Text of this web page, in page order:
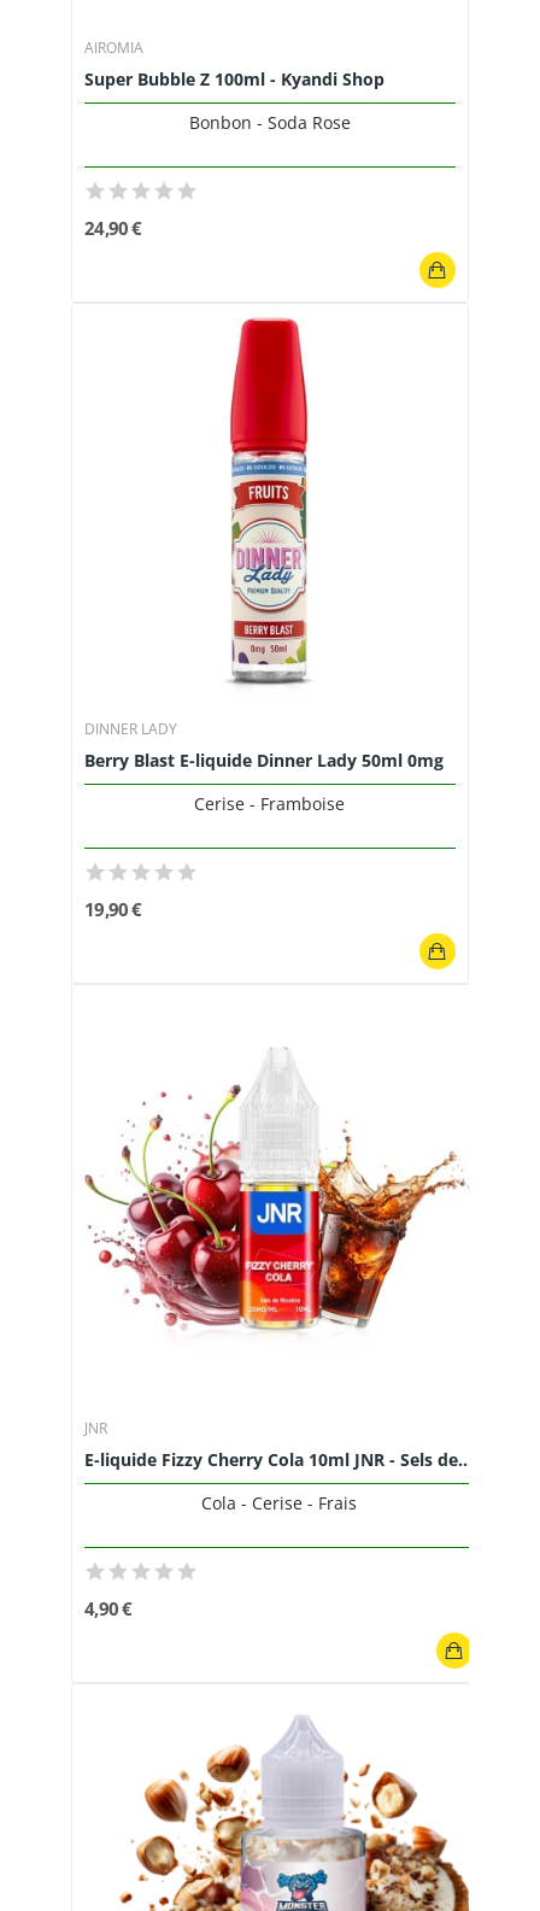
AIROMIA
Super Bubble Z 100ml - Kyandi Shop
Bonbon - Soda Rose
24,90 €
DINNER LADY
Berry Blast E-liquide Dinner Lady 50ml 0mg
Cerise - Framboise
19,90 €
JNR
E-liquide Fizzy Cherry Cola 10ml JNR - Sels de...
Cola - Cerise - Frais
4,90 €